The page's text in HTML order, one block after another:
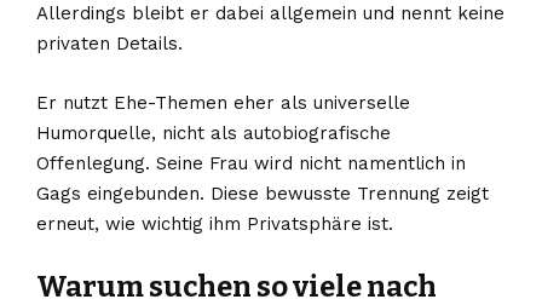
Allerdings bleibt er dabei allgemein und nennt keine
privaten Details.
Er nutzt Ehe-Themen eher als universelle
Humorquelle, nicht als autobiografische
Offenlegung. Seine Frau wird nicht namentlich in
Gags eingebunden. Diese bewusste Trennung zeigt
erneut, wie wichtig ihm Privatsphäre ist.
Warum suchen so viele nach